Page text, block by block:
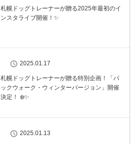
札幌ドッグトレーナーが贈る2025年最初のイ
ンスタライブ開催！✨
2025.01.17
札幌ドッグトレーナーが贈る特別企画！「パ
ックウォーク・ウィンターバージョン」開催
決定！ ❄️✨
2025.01.13